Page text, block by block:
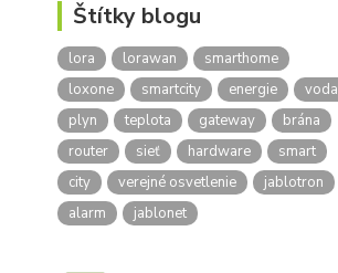
Štítky blogu
lora lorawan
smarthome
loxone
smartcity energie
voda
plyn
teplota gateway
brána
router
sieť hardware
smart
city
verejné osvetlenie
jablotron
alarm
jablonet